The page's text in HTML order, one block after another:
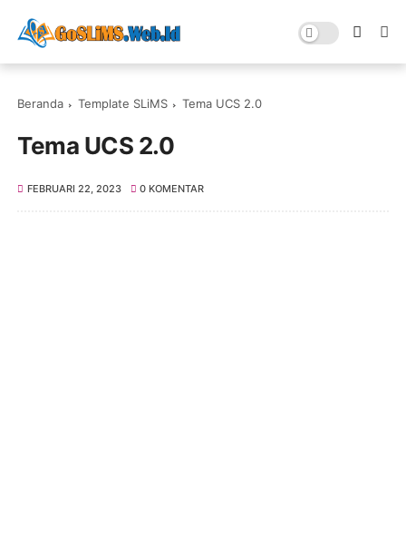
Beranda Template SLiMS Tema UCS 2.0
Tema UCS 2.0
FEBRUARI 22, 2023 0 KOMENTAR